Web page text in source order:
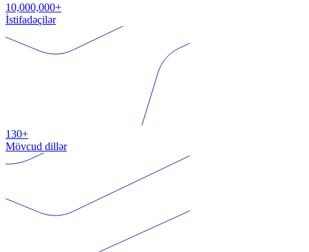
10,000,000+
İstifadəçilər
130+
Mövcud dillər